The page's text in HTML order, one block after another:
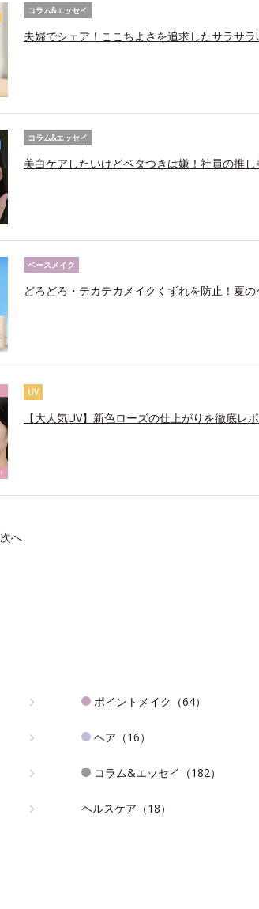
コラム&エッセイ
夫婦でシェア！ここちよさを追求したサラサラ
コラム&エッセイ
美白ケアしたいけどベタつきは嫌！社員の推し
ベースメイク
どろどろ・テカテカメイクくずれを防止！夏の
UV
【大人気UV】新色ローズの仕上がりを徹底レポ
次へ
ポイントメイク（64）
ヘア（16）
コラム&エッセイ（182）
ヘルスケア（18）